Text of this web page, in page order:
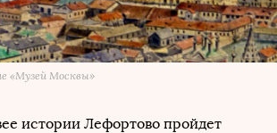
«Музей Москвы»
истории Лефортово пройдет